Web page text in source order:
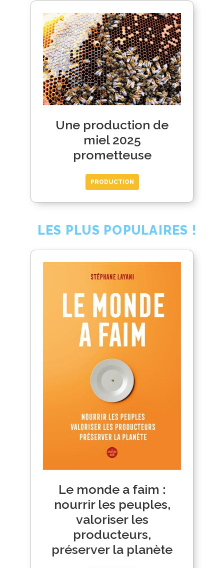
Une production de
miel 2025
prometteuse
PRODUCTION
LES PLUS POPULAIRES !
Le monde a faim :
nourrir les peuples,
valoriser les
producteurs,
préserver la planète